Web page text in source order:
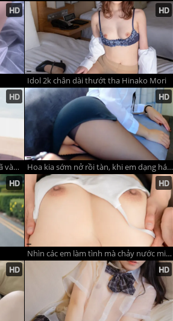
Idol 2k chân dài thướt tha Hinako Mori
Giữa trưa hè oi ả, em chỉ muốn ngã vào chim anh Hoa kia sớm nở rồi tàn, khi em dạng háng lồn tàn như hoa
Nhìn các em làm tình mà chảy nước miếng